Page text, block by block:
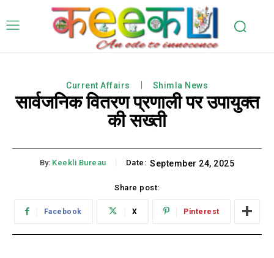
Current Affairs Shimla News
सार्वजनिक वितरण प्रणाली पर उपायुक्त
की सख्ती
By: Keekli Bureau Date: September 24, 2025
Share post:
Facebook X Pinterest